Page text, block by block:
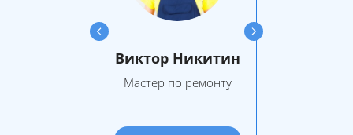
Виктор Никитин
Мастер по ремонту